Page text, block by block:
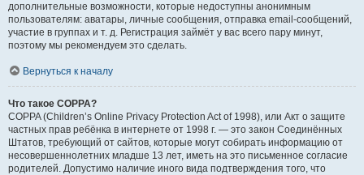
дополнительные возможности, которые недоступны анонимным
пользователям: аватары, личные сообщения, отправка email-сообщений,
участие в группах и т. д. Регистрация займёт у вас всего пару минут,
поэтому мы рекомендуем это сделать.
Вернуться к началу
Что такое COPPA?
COPPA (Children’s Online Privacy Protection Act of 1998), или Акт о защите
частных прав ребёнка в интернете от 1998 г. — это закон Соединённых
Штатов, требующий от сайтов, которые могут собирать информацию от
несовершеннолетних младше 13 лет, иметь на это письменное согласие
родителей. Допустимо наличие иного вида подтверждения того, что